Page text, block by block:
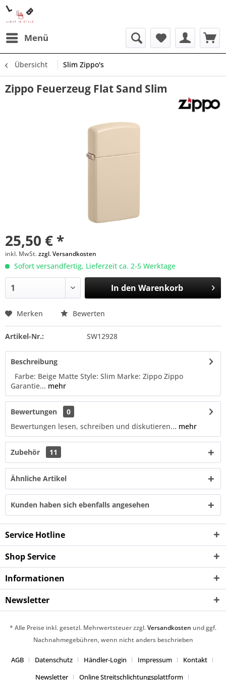
Menü
Übersicht Slim Zippo's
Zippo Feuerzeug Flat Sand Slim
25,50 € *
inkl. MwSt.zzgl. Versandkosten
Sofort versandfertig, Lieferzeit ca. 2-5 Werktage
In den Warenkorb
Merken Bewerten
Artikel-Nr.: SW12928
Beschreibung
Farbe: Beige Matte Style: Slim Marke: Zippo Zippo
Garantie... mehr
Bewertungen
0
Bewertungen lesen, schreiben und diskutieren... mehr
Zubehör 11
Ähnliche Artikel
Kunden haben sich ebenfalls angesehen
Service Hotline
Shop Service
Informationen
Newsletter
* Alle Preise inkl. gesetzl. Mehrwertsteuer zzgl.Versandkosten und ggf.
Nachnahmegebühren, wenn nicht anders beschrieben
AGB Datenschutz Händler-Login Impressum
Kontakt
Newsletter
Online Streitschlichtungsplattform